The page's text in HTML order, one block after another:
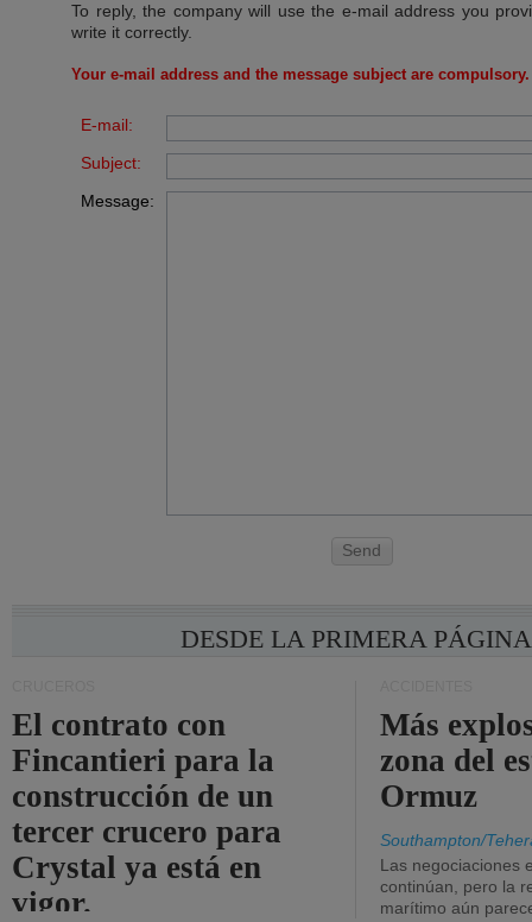
To reply, the company will use the e-mail address you
write it correctly.
Your e-mail address and the message subject are compulsory.
E-mail:
Subject:
Message:
Send
DESDE LA PRIMERA PÁGINA
El contrato con
Fincantieri para la
construcción de un
tercer crucero para
Crystal ya está en
vigor.
Más
zona del
Ormuz
Southampton/
Las negociaciones
continúan, pero la
marítimo aún